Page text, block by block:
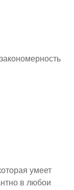
умеет
в любои